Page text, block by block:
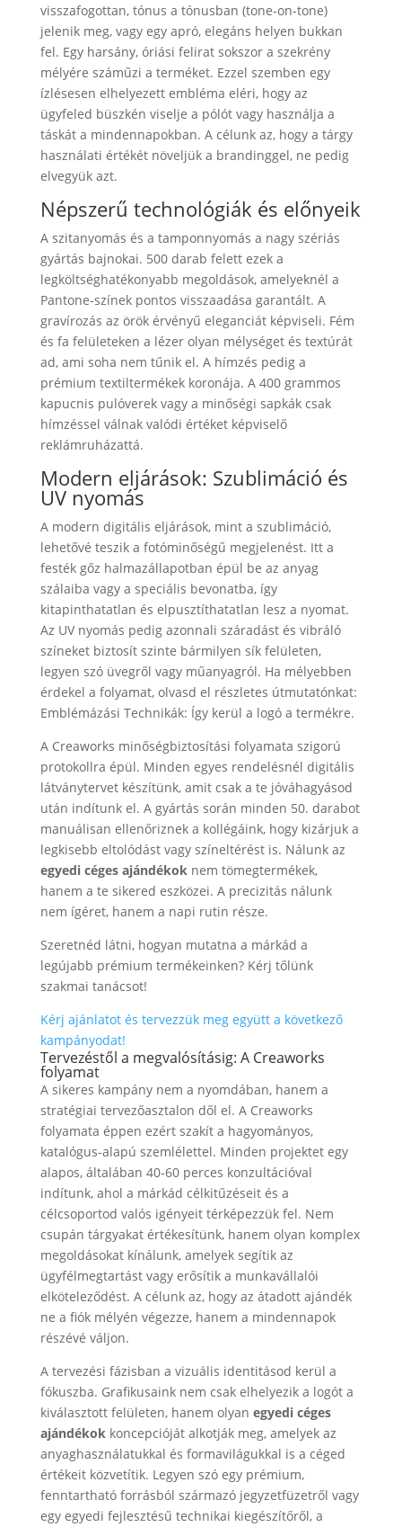
visszafogottan, tónus a tónusban (tone-on-tone)
jelenik meg, vagy egy apró, elegáns helyen bukkan
fel. Egy harsány, óriási felirat sokszor a szekrény
mélyére száműzi a terméket. Ezzel szemben egy
ízlésesen elhelyezett embléma eléri, hogy az
ügyfeled büszkén viselje a pólót vagy használja a
táskát a mindennapokban. A célunk az, hogy a tárgy
használati értékét növeljük a brandinggel, ne pedig
elvegyük azt.
Népszerű technológiák és előnyeik
A szitanyomás és a tamponnyomás a nagy szériás
gyártás bajnokai. 500 darab felett ezek a
legköltséghatékonyabb megoldások, amelyeknél a
Pantone-színek pontos visszaadása garantált. A
gravírozás az örök érvényű eleganciát képviseli. Fém
és fa felületeken a lézer olyan mélységet és textúrát
ad, ami soha nem tűnik el. A hímzés pedig a
prémium textiltermékek koronája. A 400 grammos
kapucnis pulóverek vagy a minőségi sapkák csak
hímzéssel válnak valódi értéket képviselő
reklámruházattá.
Modern eljárások: Szublimáció és
UV nyomás
A modern digitális eljárások, mint a szublimáció,
lehetővé teszik a fotóminőségű megjelenést. Itt a
festék gőz halmazállapotban épül be az anyag
szálaiba vagy a speciális bevonatba, így
kitapinthatatlan és elpusztíthatatlan lesz a nyomat.
Az UV nyomás pedig azonnali száradást és vibráló
színeket biztosít szinte bármilyen sík felületen,
legyen szó üvegről vagy műanyagról. Ha mélyebben
érdekel a folyamat, olvasd el részletes útmutatónkat:
Emblémázási Technikák: Így kerül a logó a termékre.
A Creaworks minőségbiztosítási folyamata szigorú
protokollra épül. Minden egyes rendelésnél digitális
látványtervet készítünk, amit csak a te jóváhagyásod
után indítunk el. A gyártás során minden 50. darabot
manuálisan ellenőriznek a kollégáink, hogy kizárjuk a
legkisebb eltolódást vagy színeltérést is. Nálunk az
egyedi céges ajándékok nem tömegtermékek,
hanem a te sikered eszközei. A precizitás nálunk
nem ígéret, hanem a napi rutin része.
Szeretnéd látni, hogyan mutatna a márkád a
legújabb prémium termékeinken? Kérj tőlünk
szakmai tanácsot!
Kérj ajánlatot és tervezzük meg együtt a következő
kampányodat!
Tervezéstől a megvalósításig: A Creaworks
folyamat
A sikeres kampány nem a nyomdában, hanem a
stratégiai tervezőasztalon dől el. A Creaworks
folyamata éppen ezért szakít a hagyományos,
katalógus-alapú szemlélettel. Minden projektet egy
alapos, általában 40-60 perces konzultációval
indítunk, ahol a márkád célkitűzéseit és a
célcsoportod valós igényeit térképezzük fel. Nem
csupán tárgyakat értékesítünk, hanem olyan komplex
megoldásokat kínálunk, amelyek segítik az
ügyfélmegtartást vagy erősítik a munkavállalói
elköteleződést. A célunk az, hogy az átadott ajándék
ne a fiók mélyén végezze, hanem a mindennapok
részévé váljon.
A tervezési fázisban a vizuális identitásod kerül a
fókuszba. Grafikusaink nem csak elhelyezik a logót a
kiválasztott felületen, hanem olyan egyedi céges
ajándékok koncepcióját alkotják meg, amelyek az
anyaghasználatukkal és formavilágukkal is a céged
értékeit közvetítik. Legyen szó egy prémium,
fenntartható forrásból származó jegyzetfüzetről vagy
egy egyedi fejlesztésű technikai kiegészítőről, a